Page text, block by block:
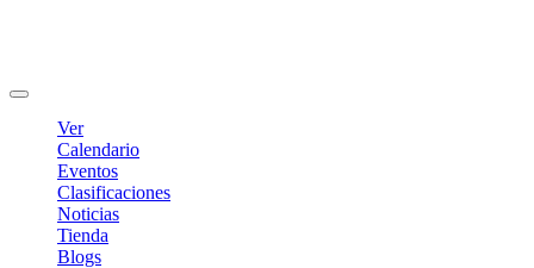
Ver
Calendario
Eventos
Clasificaciones
Noticias
Tienda
Blogs